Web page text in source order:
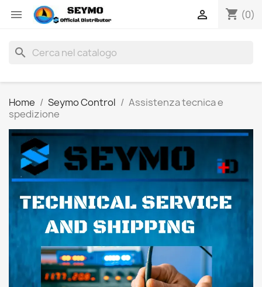
 shopping_cart (0)

search
Home Seymo Control
Assistenza tecnica e
spedizione